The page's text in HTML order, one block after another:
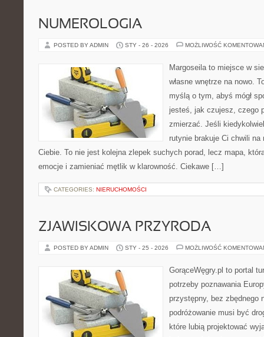
NUMEROLOGIA
POSTED BY ADMIN STY - 26 - 2026 MOŻLIWOŚĆ
Margoseila to miejsce w
własne wnętrze na nowo.
myślą o tym, abyś mógł
jesteś, jak czujesz, czego
zmierzać. Jeśli
rutynie brakuje Ci chwili na
Ciebie. To nie jest kolejna zlepek suchych porad, lecz mapa,
emocje i zamieniać mętlik w klarowność. Ciekawe […]
CATEGORIES: NIERUCHOMOŚCI
ZJAWISKOWA PRZYRODA
POSTED BY ADMIN STY - 25 - 2026 MOŻLIWOŚĆ
GorąceWęgry.pl to portal
potrzeby poznawania
przystępny, bez zbędnego
podróżowanie musi być
które lubią projektować